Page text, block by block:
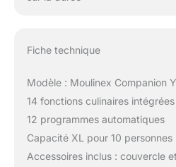
Fiche technique
Modèle : Moulinex Companion
14 fonctions culinaires intégrées
12 programmes automatiques
Capacité XL pour 10 personnes
Accessoires inclus : couvercle